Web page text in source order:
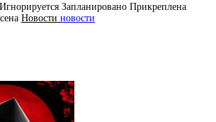
Игнорируется Запланировано Прикреплена
Новости новости